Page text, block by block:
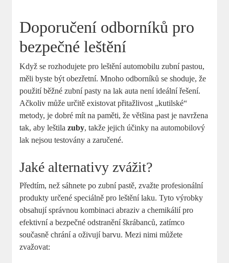
Doporučení odborníků pro
bezpečné leštění
Když se rozhodujete pro leštění automobilu zubní pastou,
měli byste být obezřetní. Mnoho odborníků se shoduje, že
použití běžné zubní pasty na lak auta není ideální řešení.
Ačkoliv může určitě existovat přitažlivost „kutilské“
metody, je dobré mít na paměti, že většina past je navržena
tak, aby leštilazuby, takže jejich účinky na automobilový
lak nejsou testovány a zaručené.
Jaké alternativy zvážit?
Předtím, než sáhnete po zubní pastě, zvažte profesionální
produkty určené speciálně pro leštění laku. Tyto výrobky
obsahují správnou kombinaci abraziv a chemikálií pro
efektivní a bezpečné odstranění škrábanců, zatímco
současně chrání a oživují barvu. Mezi nimi můžete
zvažovat: